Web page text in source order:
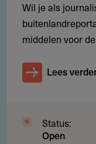
Minimaal één
anders)
redactionele
Wil je als
middelen voor de
Lees
Status:
Open